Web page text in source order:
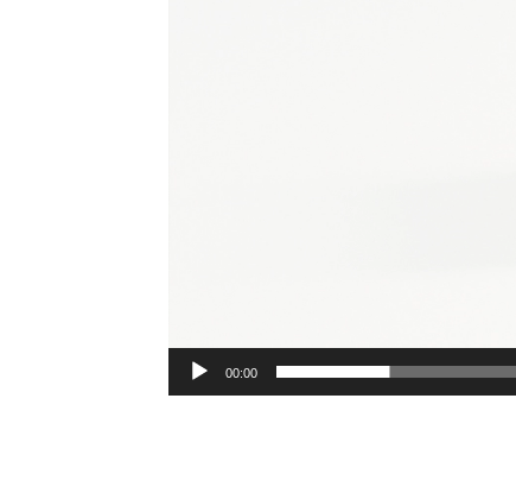
00:00